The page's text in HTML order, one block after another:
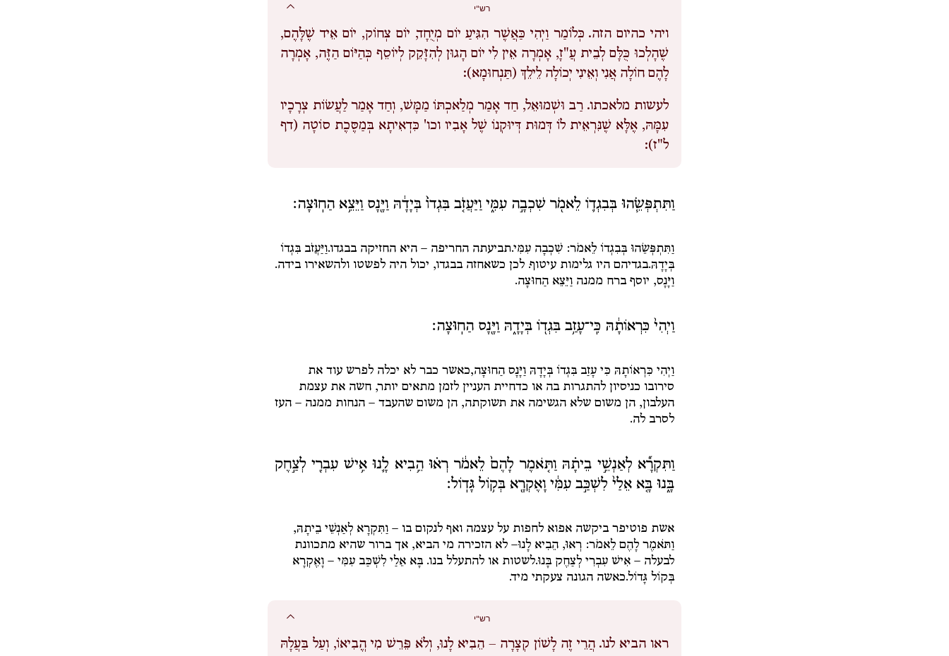
רש"י
ויהי כהיום הזה. כְּלוֹמַר וַיְהִי כַּאֲשֶׁר הִגִּיעַ יוֹם מְיֻחָד, יוֹם צְחוֹק, יוֹם אֵיד שֶׁלָּהֶם,
שֶׁהָלְכוּ כֻּלָּם לְבֵית עֲ"זָ, אָמְרָה אֵין לִי יוֹם הָגוּן לְהִזָּקֵק לְיוֹסֵף כְּהַיּוֹם הַזֶּה, אָמְרָה
לָהֶם חוֹלָה אֲנִי וְאֵינִי יְכוֹלָה לֵילֵךְ (תַּנְחוּמָא):
לעשות מלאכתו. רַב וּשְׁמוּאֵל, חַד אָמַר מְלַאכְתּוֹ מַמָּשׁ, וְחַד אָמַר לַעֲשׂוֹת צְרָכָיו
עִמָּהּ, אֶלָּא שֶׁנִּרְאֵית לוֹ דְּמוּת דְּיוּקְנוֹ שֶׁל אָבִיו וכו' כִּדְאִיתָא בְּמַסֶּכֶת סוֹטָה (דף
ל"ז):
וַתִּתְפְּשֵׂ֧הוּ בְּבִגְד֛וֹ לֵאמֹ֖ר שִׁכְבָ֣ה עִמִּ֑י וַיַּעֲזֹ֤ב בִּגְדוֹ֙ בְּיָדָ֔הּ וַיָּ֖נָס וַיֵּצֵ֥א הַחֽוּצָה׃
וַתִּתְפְּשֵׂהוּ בְּבִגְדוֹ לֵאמֹר: שִׁכְבָה עִמִּי.תביעתה החריפה – היא החזיקה בבגדו.וַיַּעֲזֹב בִּגְדוֹ
בְּיָדָהּ.בגדיהם היו גלימות עיטוף. לכן כשאחזה בבגדו, יכול היה לפשטו ולהשאירו בידה.
וַיָּנָס, יוסף ברח ממנה וַיֵּצֵא הַחוּצָה.
וַיְהִי֙ כִּרְאוֹתָ֔הּ כִּֽי־עָזַ֥ב בִּגְד֖וֹ בְּיָדָ֑הּ וַיָּ֖נָס הַחֽוּצָה׃
וַיְהִי כִּרְאוֹתָהּ כִּי עָזַב בִּגְדוֹ בְּיָדָהּ וַיָּנָס הַחוּצָה,כאשר כבר לא יכלה לפרש עוד את
סירובו כניסיון להתגרות בה או כדחיית העניין לזמן מתאים יותר, חשה את עצמת
העלבון, הן משום שלא הגשימה את תשוקתה, הן משום שהעבד – הנחות ממנה – העז
לסרב לה.
וַתִּקְרָ֞א לְאַנְשֵׁ֣י בֵיתָ֗הּ וַתֹּ֤אמֶר לָהֶם֙ לֵאמֹ֔ר רְא֗וּ הֵ֥בִיא לָ֛נוּ אִ֥ישׁ עִבְרִ֖י לְצַ֣חֶק
בָּ֑נוּ בָּ֤א אֵלַי֙ לִשְׁכַּ֣ב עִמִּ֔י וָאֶקְרָ֖א בְּק֥וֹל גָּדֽוֹל׃
אשת פוטיפר ביקשה אפוא לחפות על עצמה ואף לנקום בו – וַתִּקְרָא לְאַנְשֵׁי בֵיתָהּ,
וַתֹּאמֶר לָהֶם לֵאמֹר: רְאוּ, הֵבִיא לָנוּ– לא הזכירה מי הביא, אך ברור שהיא מתכוונת
לבעלה – אִישׁ עִבְרִי לְצַחֶק בָּנוּ.לשטות או להתעלל בנו.בָּא אֵלַי לִשְׁכַּב עִמִּי – וָאֶקְרָא
בְּקוֹל גָּדוֹל.כאשה הגונה צעקתי מיד.
רש"י
ראו הביא לנו. הֲרֵי זֶה לָשׁוֹן קְצָרָה – הֵבִיא לָנוּ, וְלֹא פֵּרֵשׁ מִי הֱבִיאוֹ, וְעַל בַּעֲלָהּ